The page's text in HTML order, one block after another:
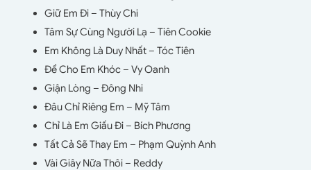
Giữ Em Đi – Thùy Chi
Tâm Sự Cùng Người Lạ – Tiên Cookie
Em Không Là Duy Nhất – Tóc Tiên
Để Cho Em Khóc – Vy Oanh
Giận Lòng – Đông Nhi
Đâu Chỉ Riêng Em – Mỹ Tâm
Chỉ Là Em Giấu Đi – Bích Phương
Tất Cả Sẽ Thay Em – Phạm Quỳnh Anh
Vài Giây Nữa Thôi – Reddy